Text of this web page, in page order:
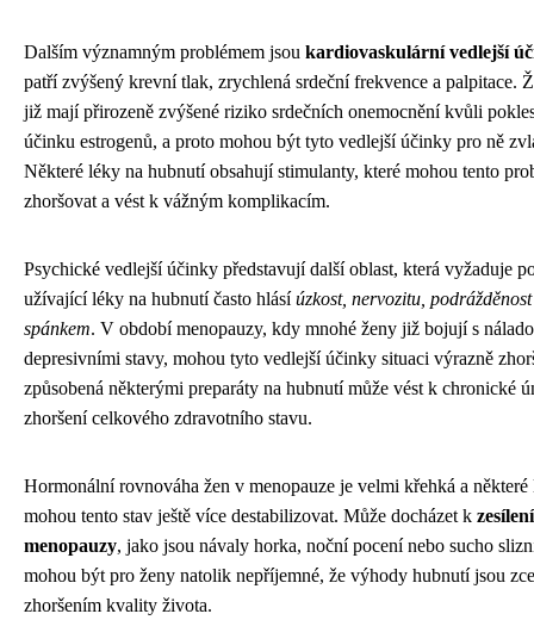
Dalším významným problémem jsou kardiovaskulární vedlejší
patří zvýšený krevní tlak, zrychlená srdeční frekvence a palpitace.
již mají přirozeně zvýšené riziko srdečních onemocnění kvůli
účinku estrogenů, a proto mohou být tyto vedlejší účinky pro ně
Některé léky na hubnutí obsahují stimulanty, které mohou tento
zhoršovat a vést k vážným komplikacím.
Psychické vedlejší účinky představují další oblast, která vyžaduje
užívající léky na hubnutí často hlásí úzkost, nervozitu,
spánkem. V období menopauzy, kdy mnohé ženy již bojují s
depresivními stavy, mohou tyto vedlejší účinky situaci výrazně
způsobená některými preparáty na hubnutí může vést k chronické
zhoršení celkového zdravotního stavu.
Hormonální rovnováha žen v menopauze je velmi křehká a
mohou tento stav ještě více destabilizovat. Může docházet k
menopauzy, jako jsou návaly horka, noční pocení nebo sucho
mohou být pro ženy natolik nepříjemné, že výhody hubnutí jsou
zhoršením kvality života.